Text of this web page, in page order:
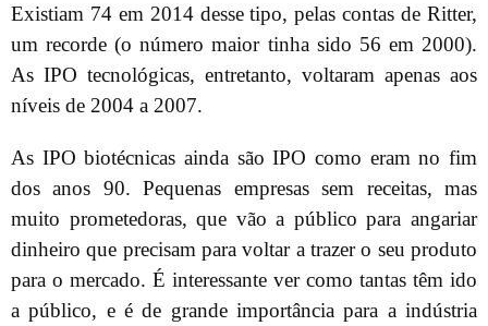
Existiam 74 em 2014 desse tipo, pelas contas de Ritter,
um recorde (o número maior tinha sido 56 em 2000).
As IPO tecnológicas, entretanto, voltaram apenas aos
níveis de 2004 a 2007.
As IPO biotécnicas ainda são IPO como eram no fim
dos anos 90. Pequenas empresas sem receitas, mas
muito prometedoras, que vão a público para angariar
dinheiro que precisam para voltar a trazer o seu produto
para o mercado. É interessante ver como tantas têm ido
a público, e é de grande importância para a indústria